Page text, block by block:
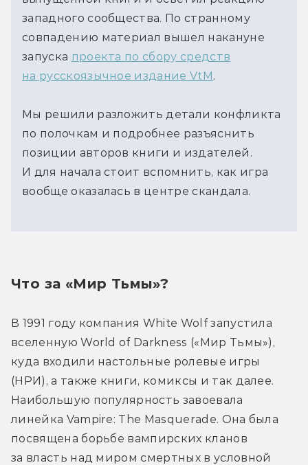
западного сообщества. По странному
совпадению материал вышел накануне
запуска проекта по сбору средств
на русскоязычное издание VtM.
Мы решили разложить детали конфликта
по полочкам и подробнее разъяснить
позиции авторов книги и издателей.
И для начала стоит вспомнить, как игра
вообще оказалась в центре скандала.
Что за «Мир Тьмы»?
В 1991 году компания White Wolf запустила
вселенную World of Darkness («Мир Тьмы»),
куда входили настольные ролевые игры
(НРИ), а также книги, комиксы и так далее.
Наибольшую популярность завоевала
линейка Vampire: The Masquerade. Она была
посвящена борьбе вампирских кланов
за власть над миром смертных в условной